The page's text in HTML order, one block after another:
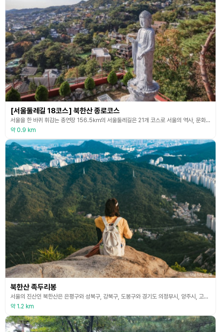
[서울둘레길 18코스] 북한산 종로코스
서울을 한 바퀴 휘감는 총연장 156.5㎞의 서울둘레길은 21개 코스로 서울의 역사, 문화, 자연 생태 등을 스토리로 엮어 국내외 탐방객들이 느끼고, 배우고, 체험할 수 있도록 조성한 도보길이다. 둘레길 곳곳에 휴게시설과 북카페, 쉼터를 만들어 시민들이 자연스럽게 휴식을 취할 수 있게 했고, 전통 깊은 사찰과 유적지를 연결해 서울의 역사와 문화, 자연 생태를 곳곳에서 체험할 수 있도록 조성했다. 18코스인 북한산 종로코스는 ‘계곡과 산이 만난 도심길’이
약 0.9 km
북한산 족두리봉
서울의 진산인 북한산은 은평구와 성북구, 강북구, 도봉구와 경기도 의정부시, 양주시, 고양시에 걸쳐 있다. 최고봉인 백운대와 동쪽의 인수봉, 남쪽의 만경대가 뻗어 내린 화려한 능선이 일 년 내내 등산객들의 발길을 끌어모은다. 족두리봉은 북한산 가장 남서쪽에 솟은 높이 370m의 봉우리다. 멀리서 보면 봉우리 모양이 족두리를 쓴 것처럼 보인다고 해서 붙은 이름인데, 한편으로는 독수리의 머리처럼 보인다고 하여 수리봉이라고도 불리며, 인수봉을 그대로 옮겨놓
약 1.2 km